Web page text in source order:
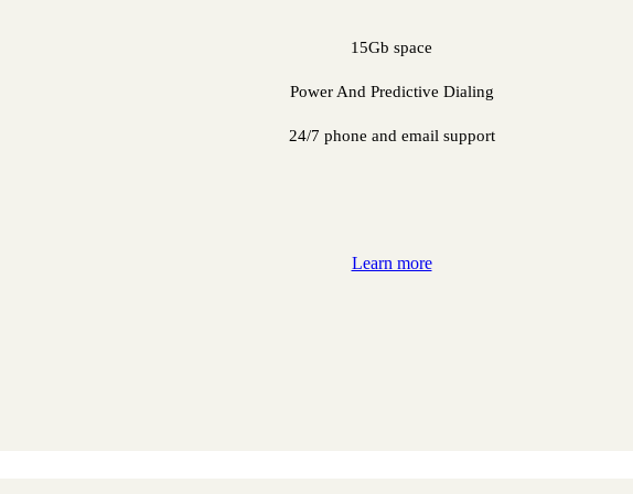
15Gb space
Power And Predictive Dialing
24/7 phone and email support
Learn more